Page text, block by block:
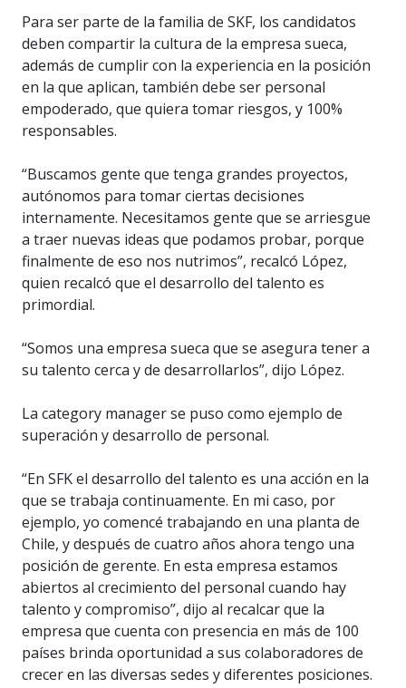
Para ser parte de la familia de SKF, los candidatos
deben compartir la cultura de la empresa sueca,
además de cumplir con la experiencia en la posición
en la que aplican, también debe ser personal
empoderado, que quiera tomar riesgos, y 100%
responsables.
“Buscamos gente que tenga grandes proyectos,
autónomos para tomar ciertas decisiones
internamente. Necesitamos gente que se arriesgue
a traer nuevas ideas que podamos probar, porque
finalmente de eso nos nutrimos”, recalcó López,
quien recalcó que el desarrollo del talento es
primordial.
“Somos una empresa sueca que se asegura tener a
su talento cerca y de desarrollarlos”, dijo López.
La category manager se puso como ejemplo de
superación y desarrollo de personal.
“En SFK el desarrollo del talento es una acción en la
que se trabaja continuamente. En mi caso, por
ejemplo, yo comencé trabajando en una planta de
Chile, y después de cuatro años ahora tengo una
posición de gerente. En esta empresa estamos
abiertos al crecimiento del personal cuando hay
talento y compromiso”, dijo al recalcar que la
empresa que cuenta con presencia en más de 100
países brinda oportunidad a sus colaboradores de
crecer en las diversas sedes y diferentes posiciones.